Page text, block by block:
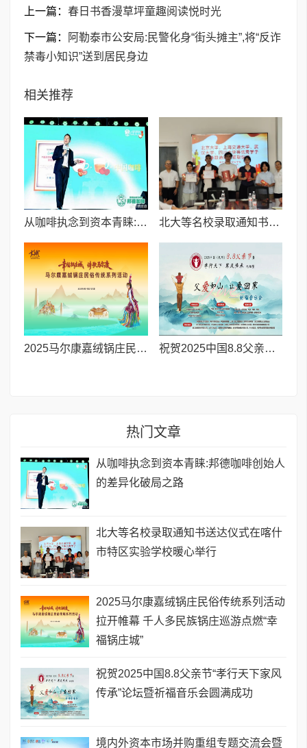
上一篇： 春日书香漫草坪童趣阅读悦时光
下一篇：
阿勒泰市公安局:民警化身“街头摊主”,将“反诈
禁毒小知识”送到居民身边
相关推荐
从咖啡执念到资本青睐:邦德咖啡创始人的差异化破局之路 北大等名校录取通知书送达仪式在喀什市特区实验学校暖心举行
2025马尔康嘉绒锅庄民俗传统系列活动拉开帷幕 千人多民族锅庄巡游点燃“幸福锅庄城” 祝贺2025中国8.8父亲节“孝行天下家风传承”论坛暨祈福音乐会圆满成功
热门文章
从咖啡执念到资本青睐:邦德咖啡创始人
的差异化破局之路
北大等名校录取通知书送达仪式在喀什
市特区实验学校暖心举行
2025马尔康嘉绒锅庄民俗传统系列活动
拉开帷幕 千人多民族锅庄巡游点燃“幸
福锅庄城”
祝贺2025中国8.8父亲节“孝行天下家风
传承”论坛暨祈福音乐会圆满成功
境内外资本市场并购重组专题交流会暨